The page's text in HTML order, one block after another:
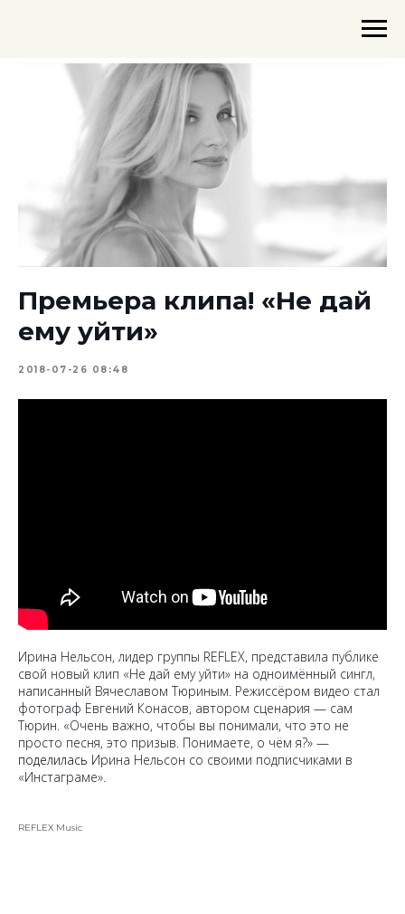
Премьера клипа! «Не дай
ему уйти»
2018-07-26 08:48
Ирина Нельсон, лидер группы REFLEX, представила публике
свой новый клип «Не дай ему уйти» на одноимённый сингл,
написанный Вячеславом Тюриным. Режиссёром видео стал
фотограф Евгений Конасов, автором сценария — сам
Тюрин. «Очень важно, чтобы вы понимали, что это не
просто песня, это призыв. Понимаете, о чём я?» —
поделилась Ирина Нельсон со своими подписчиками в
«Инстаграме».
REFLEX Music